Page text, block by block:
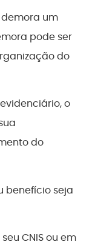
demora um
pode ser
do
o
do
benefício seja
CNIS ou em